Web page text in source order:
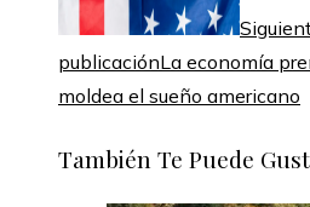
publicaciónLa economía
moldea el sueño americano
También Te Puede